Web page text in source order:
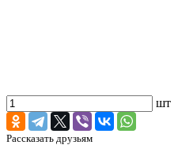
шт
Рассказать друзьям